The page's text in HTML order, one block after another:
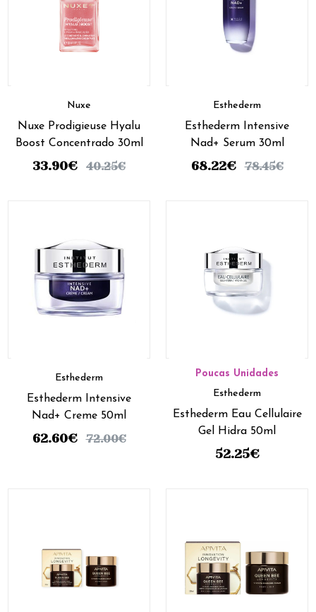
Nuxe
Nuxe Prodigieuse Hyalu
Boost Concentrado 30ml
33.90€ 40.25€
Esthederm
Esthederm Intensive
Nad+ Serum 30ml
68.22€ 78.45€
Esthederm
Esthederm Intensive
Nad+ Creme 50ml
62.60€ 72.00€
Poucas Unidades
Esthederm
Esthederm Eau Cellulaire
Gel Hidra 50ml
52.25€